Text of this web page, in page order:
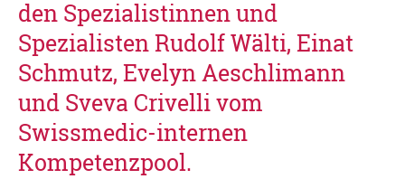
den Spezialistinnen und
Spezialisten Rudolf Wälti, Einat
Schmutz, Evelyn Aeschlimann
und Sveva Crivelli vom
Swissmedic-internen
Kompetenzpool.